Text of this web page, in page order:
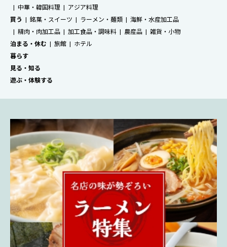
中華・韓国料理
アジア料理
買う
銘菓・スイーツ ラーメン・麺類
海鮮・水産加工品
精肉・肉加工品
加工食品・調味料 農産品
雑貨・小物
泊まる・休む
旅館
ホテル
暮らす
見る・知る
遊ぶ・体験する